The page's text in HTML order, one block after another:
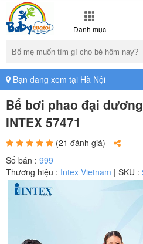
Danh mục
Bạn đang xem tại Hà Nội
Bể bơi phao đại
INTEX 57471
(21 đánh giá)
Số bán : 999
Thương hiệu : Intex Vietnam | SKU :